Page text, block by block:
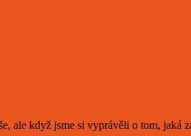
ale když jsme si vyprávěli o tom, jaká